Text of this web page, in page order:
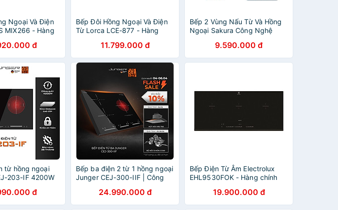
Ngoại Và Điện
MIX266 - Hàng
đ
Bếp Đôi Hồng Ngoại Và Điện
Từ Lorca LCE-877 - Hàng
11.799.000 đ
Bếp 2 Vùng Nấu Từ Và Hồng
Ngoại Sakura Công Nghệ
Chính Hãng9.590.000 đ
từ hồng ngoại
203-IF 4200W
36 Tháng
đ
Bếp ba điện 2 từ 1 hồng ngoại
Junger CEJ-300-IIF | Công
năm hàng chính hãng
24.990.000 đ
Bếp Điện Từ Âm Electrolux
EHL9530FOK - Hàng chính
19.900.000 đ